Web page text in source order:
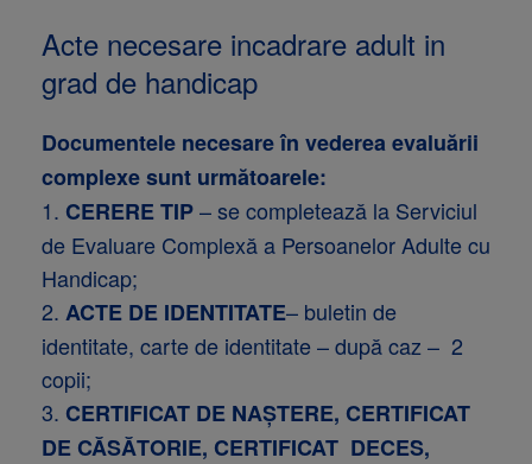
Acte necesare incadrare adult in
grad de handicap
Documentele necesare în vederea evaluării
complexe sunt următoarele:
1. CERERE TIP– se completează la Serviciul
de Evaluare Complexă a Persoanelor Adulte cu
Handicap;
2. ACTE DE IDENTITATE– buletin de
identitate, carte de identitate – după caz – 2
copii;
3. CERTIFICAT DE NAŞTERE, CERTIFICAT
DE CĂSĂTORIE, CERTIFICAT DECES,